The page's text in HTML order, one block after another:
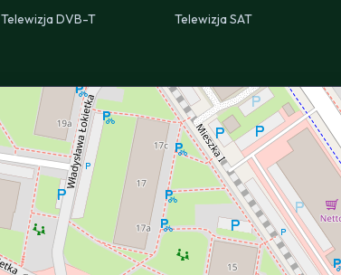
Telewizja DVB-T
Telewizja SAT